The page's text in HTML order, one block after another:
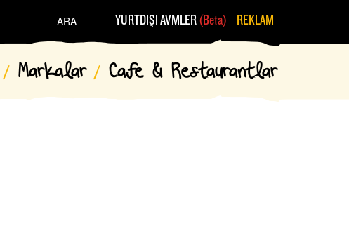
YURTDIŞI AVMLER (Beta) REKLAM
ARA
Markalar Cafe & Restaurantlar